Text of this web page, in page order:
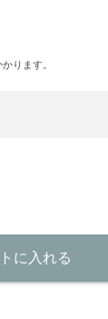
ります。
に入れる